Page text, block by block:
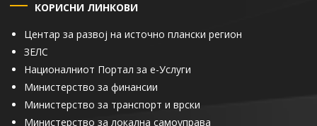
КОРИСНИ ЛИНКОВИ
Центар за развој на источно плански регион
ЗЕЛС
Националниот Портал за е-Услуги
Министерство за финансии
Министерство за транспорт и врски
Министерство за локална самоуправа